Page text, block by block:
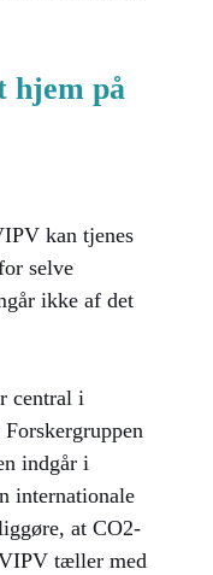
hjem på
kan tjenes
selve
ikke af det
central i
indgår i
internationale
at CO2-
tæller med